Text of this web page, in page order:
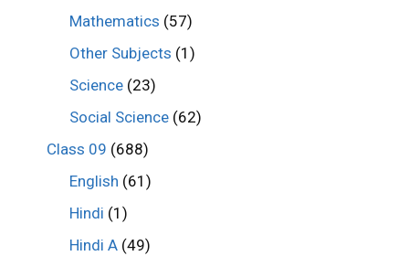
Mathematics (57)
Other Subjects (1)
Science (23)
Social Science (62)
Class 09 (688)
English (61)
Hindi (1)
Hindi A (49)